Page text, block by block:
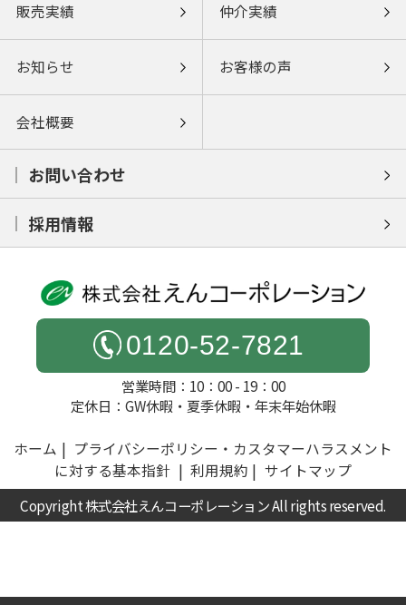
販売実績 仲介実績
お知らせ お客様の声
会社概要
お問い合わせ
採用情報
0120-52-7821
営業時間：10：00 - 19：00
定休日：GW休暇・夏季休暇・年末年始休暇
ホーム
プライバシーポリシー・カスタマーハラスメント
に対する基本指針
利用規約 サイトマップ
Copyright 株式会社えんコーポレーション All rights reserved.